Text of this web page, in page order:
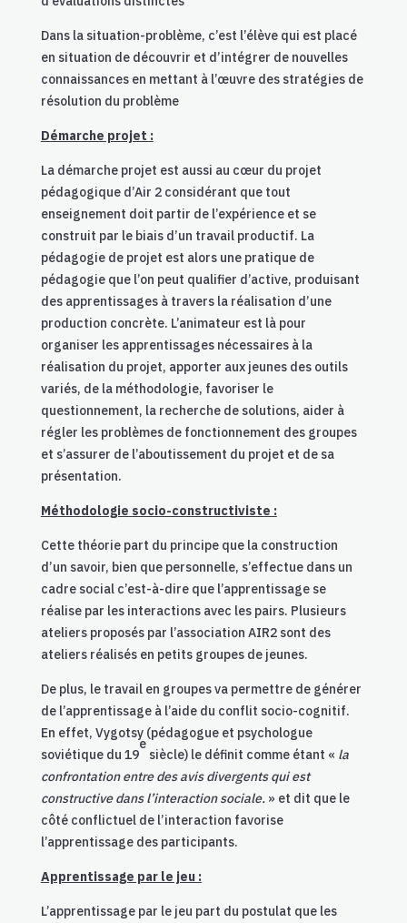
Dans la situation-problème, c’est l’élève qui est placé
en situation de découvrir et d’intégrer de nouvelles
connaissances en mettant à l’œuvre des stratégies de
résolution du problème
Démarche projet :
La démarche projet est aussi au cœur du projet
pédagogique d’Air 2 considérant que tout
enseignement doit partir de l’expérience et se
construit par le biais d’un travail productif. La
pédagogie de projet est alors une pratique de
pédagogie que l’on peut qualifier d’active, produisant
des apprentissages à travers la réalisation d’une
production concrète. L’animateur est là pour
organiser les apprentissages nécessaires à la
réalisation du projet, apporter aux jeunes des outils
variés, de la méthodologie, favoriser le
questionnement, la recherche de solutions, aider à
régler les problèmes de fonctionnement des groupes
et s’assurer de l’aboutissement du projet et de sa
présentation.
Méthodologie socio-constructiviste :
Cette théorie part du principe que la construction
d’un savoir, bien que personnelle, s’effectue dans un
cadre social c’est-à-dire que l’apprentissage se
réalise par les interactions avec les pairs. Plusieurs
ateliers proposés par l’association AIR2 sont des
ateliers réalisés en petits groupes de jeunes.
De plus, le travail en groupes va permettre de générer
de l’apprentissage à l’aide du conflit socio-cognitif.
En effet, Vygotsy (pédagogue et psychologue
soviétique du 19
e
siècle) le définit comme étant « la
confrontation entre des avis divergents qui est
constructive dans l’interaction sociale. » et dit que le
côté conflictuel de l’interaction favorise
l’apprentissage des participants.
Apprentissage par le jeu :
L’apprentissage par le jeu part du postulat que les